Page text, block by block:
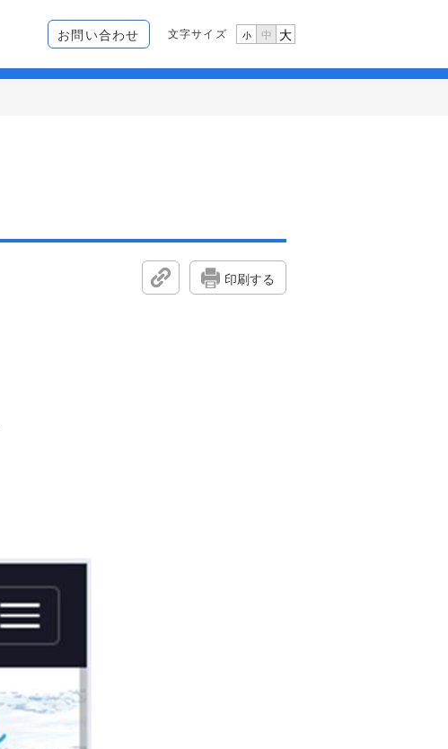
お問い合わせ 文字サイズ 小 中 大
印刷する